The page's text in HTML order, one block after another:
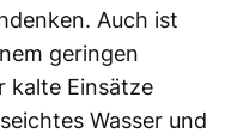
Auch ist
geringen
kalte Einsätze
Wasser und